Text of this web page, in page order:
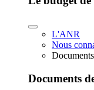
L'ANR
Nous
Documents